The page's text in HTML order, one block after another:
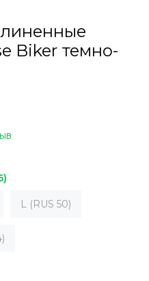
Biker темно-
L (RUS 50)